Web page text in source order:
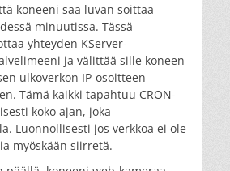
koneeni saa luvan soittaa
minuutissa. Tässä
yhteyden KServer-
ja välittää sille koneen
ulkoverkon IP-osoitteen
Tämä kaikki tapahtuu CRON-
koko ajan, joka
Luonnollisesti jos verkkoa ei ole
myöskään siirretä.